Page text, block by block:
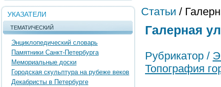
УКАЗАТЕЛИ
ТЕМАТИЧЕСКИЙ
Энциклопедический словарь
Памятники Санкт-Петербурга
Мемориальные доски
Городская скульптура на рубеже веков
Декабристы в Петербурге
Статьи /
Галерная
Рубрикатор /
Топография